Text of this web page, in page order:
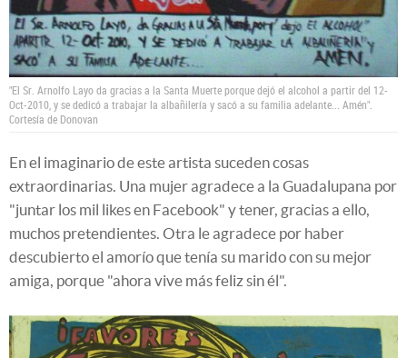
"El Sr. Arnolfo Layo da gracias a la Santa Muerte porque dejó el alcohol a partir del 12-
Oct-2010, y se dedicó a trabajar la albañilería y sacó a su familia adelante... Amén".
Cortesía de Donovan
En el imaginario de este artista suceden cosas
extraordinarias. Una mujer agradece a la Guadalupana por
"juntar los mil likes en Facebook" y tener, gracias a ello,
muchos pretendientes. Otra le agradece por haber
descubierto el amorío que tenía su marido con su mejor
amiga, porque "ahora vive más feliz sin él".